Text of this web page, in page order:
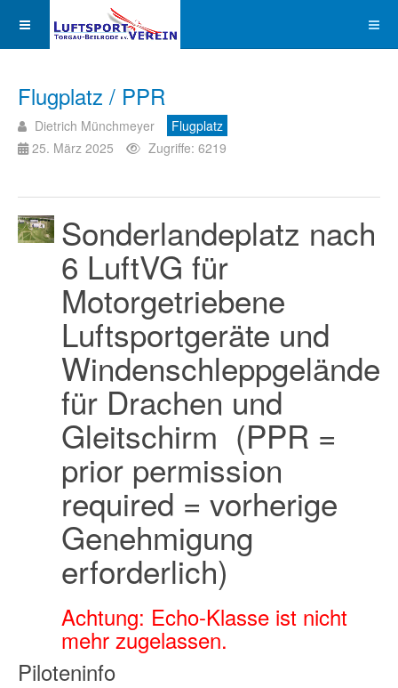
Flugplatz / PPR
Dietrich Münchmeyer
Flugplatz
25. März 2025
Zugriffe: 6219
Sonderlandeplatz nach
6 LuftVG für
Motorgetriebene
Luftsportgeräte und
Windenschleppgelände
für Drachen und
Gleitschirm (PPR =
prior permission
required = vorherige
Genehmigung
erforderlich)
Achtung: Echo-Klasse ist nicht
mehr zugelassen.
Piloteninfo